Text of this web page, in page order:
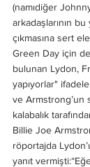
(namıdiğer
arkadaşlarının
çıkmasına sert
Green Day için
bulunan Lydon,
yapıyorlar"
ve Armstrong’un
kalabalık
Billie Joe
röportajda
yanıt